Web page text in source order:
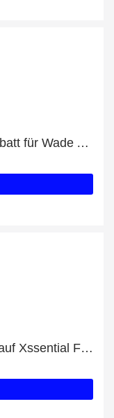
Genießen Sie mehr als 17% Rabatt für Wade All City 11 V2 "Dreamer"
Profitieren Sie von 14% Rabatt auf Xssential Fleece Scope Logo Cropped Hoodie plus 14% Rabatt